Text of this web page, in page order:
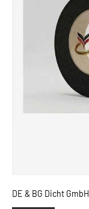
DE & BG Dicht GmbH